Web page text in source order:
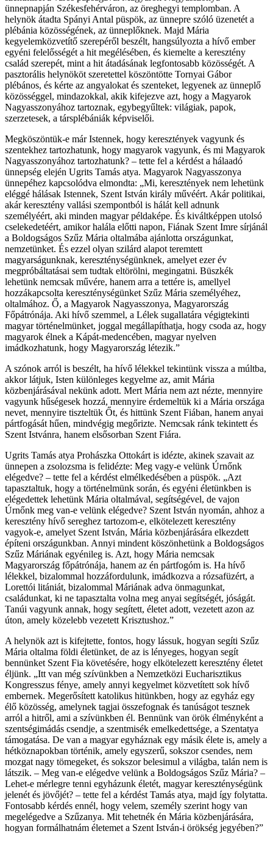
ünnepnapján Székesfehérváron, az öreghegyi templomban. A
helynök átadta Spányi Antal püspök, az ünnepre szóló üzenetét a
plébánia közösségének, az ünneplőknek. Majd Mária
kegyelemközvetítő szerepéről beszélt, hangsúlyozta a hívő ember
egyéni felelősségét a hit megélésében, és kiemelte a keresztény
család szerepét, mint a hit átadásának legfontosabb közösségét. A
pasztorális helynököt szeretettel köszöntötte Tornyai Gábor
plébános, és kérte az angyalokat és szenteket, legyenek az ünneplő
közösséggel, mindazokkal, akik kifejezve azt, hogy a Magyarok
Nagyasszonyához tartoznak, egybegyűltek: világiak, papok,
szerzetesek, a társplébániák képviselői.
Megköszöntük-e már Istennek, hogy keresztények vagyunk és
szentekhez tartozhatunk, hogy magyarok vagyunk, és mi Magyarok
Nagyasszonyához tartozhatunk? – tette fel a kérdést a hálaadó
ünnepség elején Ugrits Tamás atya. Magyarok Nagyasszonya
ünnepéhez kapcsolódva elmondta: „Mi, keresztények nem lehetünk
eléggé hálásak Istennek, Szent István király művéért. Akár politikai,
akár keresztény vallási szempontból is hálát kell adnunk
személyéért, aki minden magyar példaképe. És kiváltképpen utolsó
cselekedetéért, amikor halála előtti napon, Fiának Szent Imre sírjánál
a Boldogságos Szűz Mária oltalmába ajánlotta országunkat,
nemzetünket. És ezzel olyan szilárd alapot teremtett
magyarságunknak, kereszténységünknek, amelyet ezer év
megpróbáltatásai sem tudtak eltörölni, megingatni. Büszkék
lehetünk nemcsak művére, hanem arra a tettére is, amellyel
hozzákapcsolta kereszténységünket Szűz Mária személyéhez,
oltalmához. Ő, a Magyarok Nagyasszonya, Magyarország
Főpátrónája. Aki hívő szemmel, a Lélek sugallatára végigtekinti
magyar történelmünket, joggal megállapíthatja, hogy csoda az, hogy
magyarok élnek a Kápát-medencében, magyar nyelven
imádkozhatunk, hogy Magyarország létezik.”
A szónok arról is beszélt, ha hívő lélekkel tekintünk vissza a múltba,
akkor látjuk, Isten különleges kegyelme az, amit Mária
közbenjárásával nekünk adott. Mert Mária nem azt nézte, mennyire
vagyunk hűségesek hozzá, mennyire érdemeltük ki a Mária országa
nevet, mennyire tiszteltük Őt, és hittünk Szent Fiában, hanem anyai
pártfogását hűen, mindvégig megőrizte. Nemcsak ránk tekintett és
Szent Istvánra, hanem elsősorban Szent Fiára.
Ugrits Tamás atya Prohászka Ottokárt is idézte, akinek szavait az
ünnepen a zsolozsma is felidézte: Meg vagy-e velünk Úrnőnk
elégedve? – tette fel a kérdést elmélkedésében a püspök. „Azt
tapasztaltuk, hogy a történelmünk során, és egyéni életünkben is
elégedettek lehetünk Mária oltalmával, segítségével, de vajon
Úrnőnk meg van-e velünk elégedve? Szent István nyomán, ahhoz a
keresztény hívő sereghez tartozom-e, elkötelezett keresztény
vagyok-e, amelyet Szent István, Mária közbenjárására elkezdett
építeni országunkban. Annyi mindent köszönhetünk a Boldogságos
Szűz Máriának egyénileg is. Azt, hogy Mária nemcsak
Magyarország főpátrónája, hanem az én pártfogóm is. Ha hívő
lélekkel, bizalommal hozzáfordulunk, imádkozva a rózsafüzért, a
Lorettói litániát, bizalommal Máriának adva önmagunkat,
családunkat, ki ne tapasztalta volna meg anyai segítségét, jóságát.
Tanúi vagyunk annak, hogy segített, életet adott, vezetett azon az
úton, amely közelebb vezetett Krisztushoz.”
A helynök azt is kifejtette, fontos, hogy lássuk, hogyan segíti Szűz
Mária oltalma földi életünket, de az is lényeges, hogyan segít
bennünket Szent Fia követésére, hogy elkötelezett keresztény életet
éljünk. „Itt van még szívünkben a Nemzetközi Eucharisztikus
Kongresszus fénye, amely annyi kegyelmet közvetített sok hívő
embernek. Megerősített katolikus hitünkben, hogy az egyház egy
élő közösség, amelynek tagjai összefognak és tanúságot tesznek
arról a hitről, ami a szívünkben él. Bennünk van örök élményként a
szentségimádás csendje, a szentmisék emelkedettsége, a Szentatya
támogatása. De van a magyar egyháznak egy másik élete is, amely a
hétköznapokban történik, amely egyszerű, sokszor csendes, nem
mozgat nagy tömegeket, és sokszor belesimul a világba, talán nem is
látszik. – Meg van-e elégedve velünk a Boldogságos Szűz Mária? –
Lehet-e mérlegre tenni egyházunk életét, magyar kereszténységünk
jelenét és jövőjét? – tette fel a kérdést Tamás atya, majd így folytatta.
Fontosabb kérdés ennél, hogy velem, személy szerint hogy van
megelégedve a Szűzanya. Mit tehetnék én Mária közbenjárására,
hogyan formálhatnám életemet a Szent István-i örökség jegyében?”